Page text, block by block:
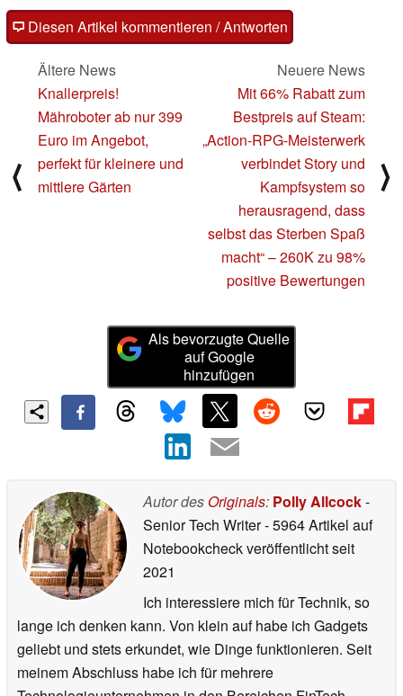
Diesen Artikel kommentieren / Antworten
⟨
Ältere News
Knallerpreis!
Mähroboter ab nur 399
Euro im Angebot,
perfekt für kleinere und
mittlere Gärten
Neuere News
Mit 66% Rabatt zum
Bestpreis auf Steam:
„Action-RPG-Meisterwerk
verbindet Story und
Kampfsystem so
herausragend, dass
selbst das Sterben Spaß
macht“ – 260K zu 98%
positive Bewertungen
⟩
Als bevorzugte Quelle
auf Google
hinzufügen
Autor des Originals: Polly Allcock-
Senior Tech Writer- 5964 Artikel auf
Notebookcheck veröffentlichtseit
2021
Ich interessiere mich für Technik, so
lange ich denken kann. Von klein auf habe ich Gadgets
geliebt und stets erkundet, wie Dinge funktionieren. Seit
meinem Abschluss habe ich für mehrere